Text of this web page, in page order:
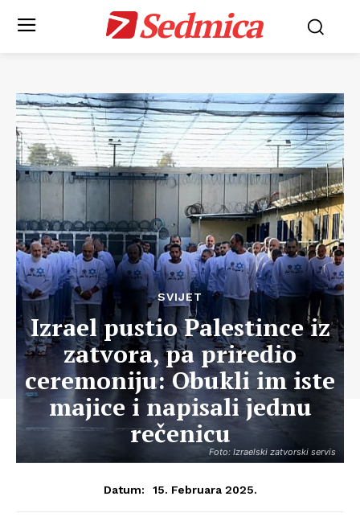
Sedmica
Foto: Izraelski zatvorski servis
SVIJET
Izrael pustio Palestince iz
zatvora, pa priredio
ceremoniju: Obukli im iste
majice i napisali jednu
rečenicu
Datum: 15. Februara 2025.